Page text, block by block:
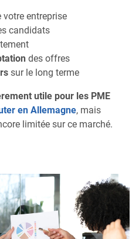
votre entreprise
candidats
des offres
sur le long terme
utile pour les PME
en Allemagne, mais
limitée sur ce marché.